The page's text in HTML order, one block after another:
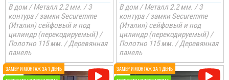
В дом / Металл 2.2 мм. / 3
контура / замки Securemme
(Италия) сейфовый и под
цилиндр (перекодируемый) /
Полотно 115 мм. / Деревянная
панель
В дом / Металл 2.2 мм. / 3
контура / замки Securemme
(Италия) сейфовый и под
цилиндр (перекодируемый) /
Полотно 115 мм. / Деревянная
панель